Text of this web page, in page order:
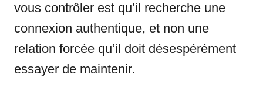
vous contrôler est qu’il recherche une
connexion authentique, et non une
relation forcée qu’il doit désespérément
essayer de maintenir.